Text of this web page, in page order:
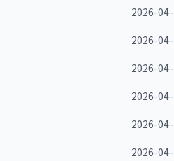
2026-
2026-
2026-
2026-
2026-
2026-